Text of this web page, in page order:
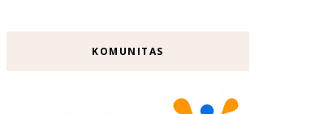
KOMUNITAS